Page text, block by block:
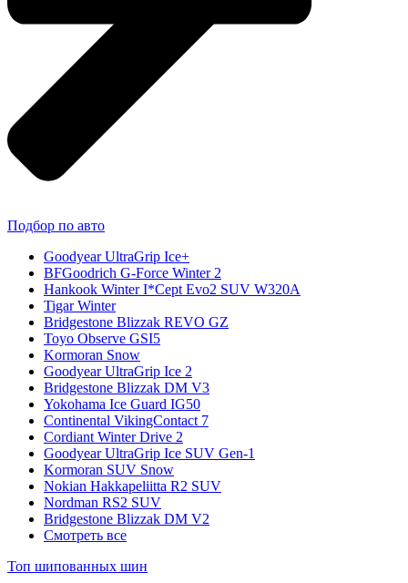
Подбор по авто
Goodyear UltraGrip Ice+
BFGoodrich G-Force Winter 2
Hankook Winter I*Cept Evo2 SUV W320A
Tigar Winter
Bridgestone Blizzak REVO GZ
Toyo Observe GSI5
Kormoran Snow
Goodyear UltraGrip Ice 2
Bridgestone Blizzak DM V3
Yokohama Ice Guard IG50
Continental VikingContact 7
Cordiant Winter Drive 2
Goodyear UltraGrip Ice SUV Gen-1
Kormoran SUV Snow
Nokian Hakkapeliitta R2 SUV
Nordman RS2 SUV
Bridgestone Blizzak DM V2
Смотреть все
Топ шипованных шин